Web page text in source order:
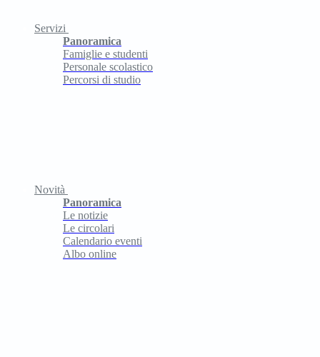
Servizi
Panoramica
Famiglie e studenti
Personale scolastico
Percorsi di studio
Novità
Panoramica
Le notizie
Le circolari
Calendario eventi
Albo online